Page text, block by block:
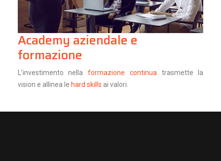
Academy aziendale e
formazione
L’investimento nellaformazione continua trasmette la
vision e allinea le hard skills ai valori.